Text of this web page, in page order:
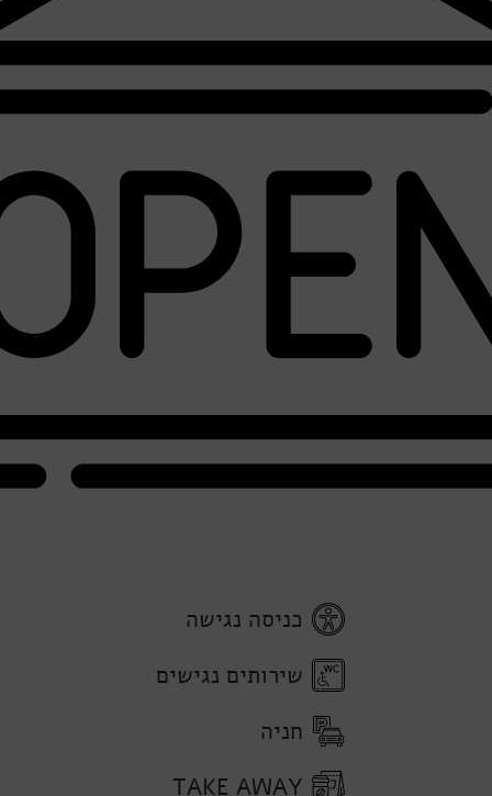
כניסה נגישה
שירותים נגישים
חניה
TAKE AWAY